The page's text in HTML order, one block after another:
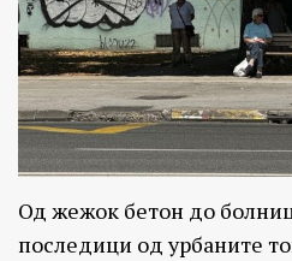
Од жежок бетон до
последици од урбаните